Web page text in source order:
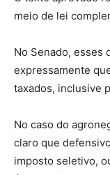
meio de lei
No Senado, esses
expressamente
taxados, inclusive
No caso do
claro que
imposto seletivo,